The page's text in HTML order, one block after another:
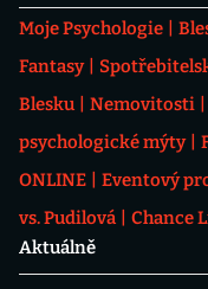
Moje Psychologie
Fantasy
Blesku
Nemovitosti
psychologické mýty
ONLINE
Eventový
vs. Pudilová
Chance
Aktuálně